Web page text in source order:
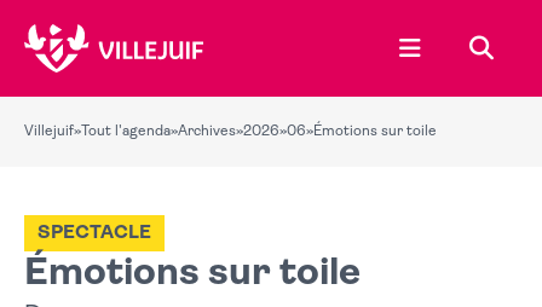
Ouvrir le
Villejuif» Tout l'agenda»Archives»2026»06»Émotions sur toile
Émotions sur toile
SPECTACLE